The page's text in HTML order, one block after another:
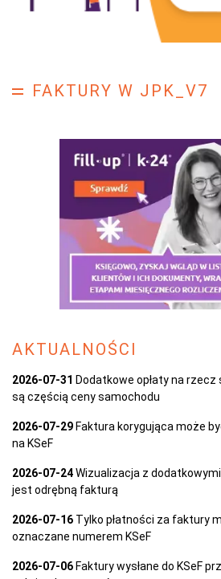
FAKTURY W JPK_V7
AKTUALNOŚCI
2026-07-31 Dodatkowe opłaty na
są częścią ceny samochodu
2026-07-29 Faktura korygująca może
na KSeF
2026-07-24Wizualizacja z
jest odrębną fakturą
2026-07-16 Tylko płatności za faktury
oznaczane numerem KSeF
2026-07-06 Faktury wysłane do KSeF